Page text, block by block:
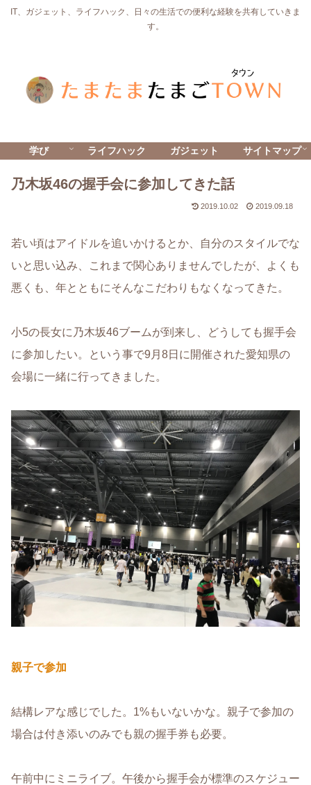
IT、ガジェット、ライフハック、日々の生活での便利な経験を共有していきま
す。
学び ライフハック ガジェット サイトマップ
乃木坂46の握手会に参加してきた話
2019.10.02 2019.09.18
若い頃はアイドルを追いかけるとか、自分のスタイルでな
いと思い込み、これまで関心ありませんでしたが、よくも
悪くも、年とともにそんなこだわりもなくなってきた。
小5の長女に乃木坂46ブームが到来し、どうしても握手会
に参加したい。という事で9月8日に開催された愛知県の
会場に一緒に行ってきました。
親子で参加
結構レアな感じでした。1%もいないかな。親子で参加の
場合は付き添いのみでも親の握手券も必要。
午前中にミニライブ。午後から握手会が標準のスケジュー